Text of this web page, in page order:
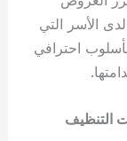
الأسر التي
احترافي
التنظيف